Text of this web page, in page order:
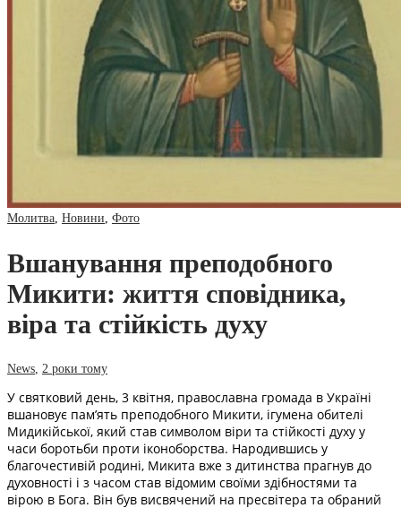
Молитва Новини Фото
Вшанування преподобного
Микити: життя сповідника,
віра та стійкість духу
News 2 роки тому
У святковий день, 3 квітня, православна громада в Україні
вшановує пам’ять преподобного Микити, ігумена обителі
Мидикійської, який став символом віри та стійкості духу у
часи боротьби проти іконоборства. Народившись у
благочестивій родині, Микита вже з дитинства прагнув до
духовності і з часом став відомим своїми здібностями та
вірою в Бога. Він був висвячений на пресвітера та обраний